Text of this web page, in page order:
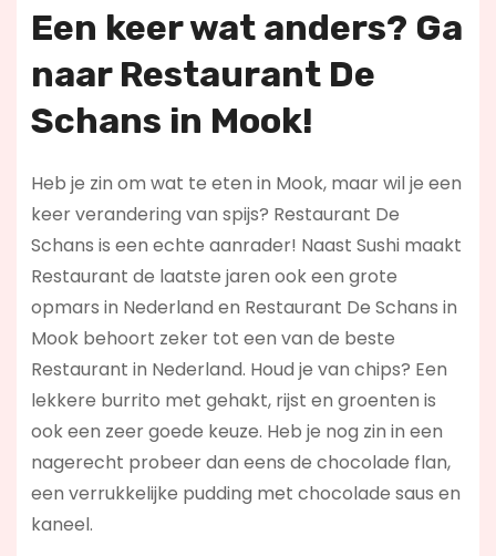
Een keer wat anders? Ga
naar Restaurant De
Schans in Mook!
Heb je zin om wat te eten in Mook, maar wil je een
keer verandering van spijs? Restaurant De
Schans is een echte aanrader! Naast Sushi maakt
Restaurant de laatste jaren ook een grote
opmars in Nederland en Restaurant De Schans in
Mook behoort zeker tot een van de beste
Restaurant in Nederland. Houd je van chips? Een
lekkere burrito met gehakt, rijst en groenten is
ook een zeer goede keuze. Heb je nog zin in een
nagerecht probeer dan eens de chocolade flan,
een verrukkelijke pudding met chocolade saus en
kaneel.